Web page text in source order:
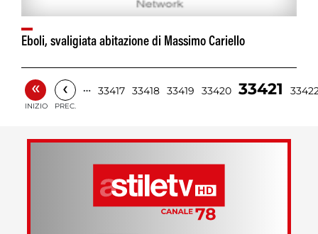
Eboli, svaligiata abitazione di Massimo Cariello
«
INIZIO
‹
PREC.
… 33417 33418 33419 33420 33421